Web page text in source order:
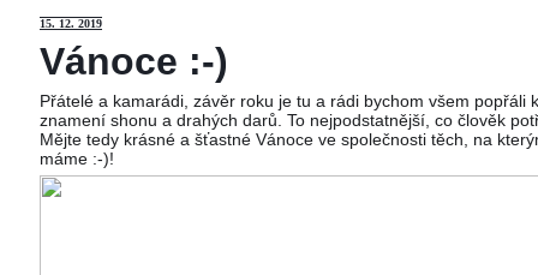
15. 12. 2019
Vánoce :-)
Přátelé a kamarádi, závěr roku je tu a rádi bychom všem
znamení shonu a drahých darů. To nejpodstatnější, co člověk
Mějte tedy krásné a šťastné Vánoce ve společnosti těch, na
máme :-)!